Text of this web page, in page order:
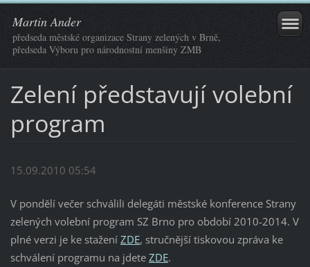
Martin Ander
předseda městské organizace Strany zelených v Brně,
předseda Výboru pro národnostní menšiny ZMB
Zelení představují volební
program
15.09.2010 05:54
V pondělí večer schválili delegáti městské konference Strany
zelených volební program SZ Brno pro období 2010-2014. V
plné verzi je ke stažení ZDE, stručnější tiskovou zpráva ke
schválení programu na jdete ZDE.